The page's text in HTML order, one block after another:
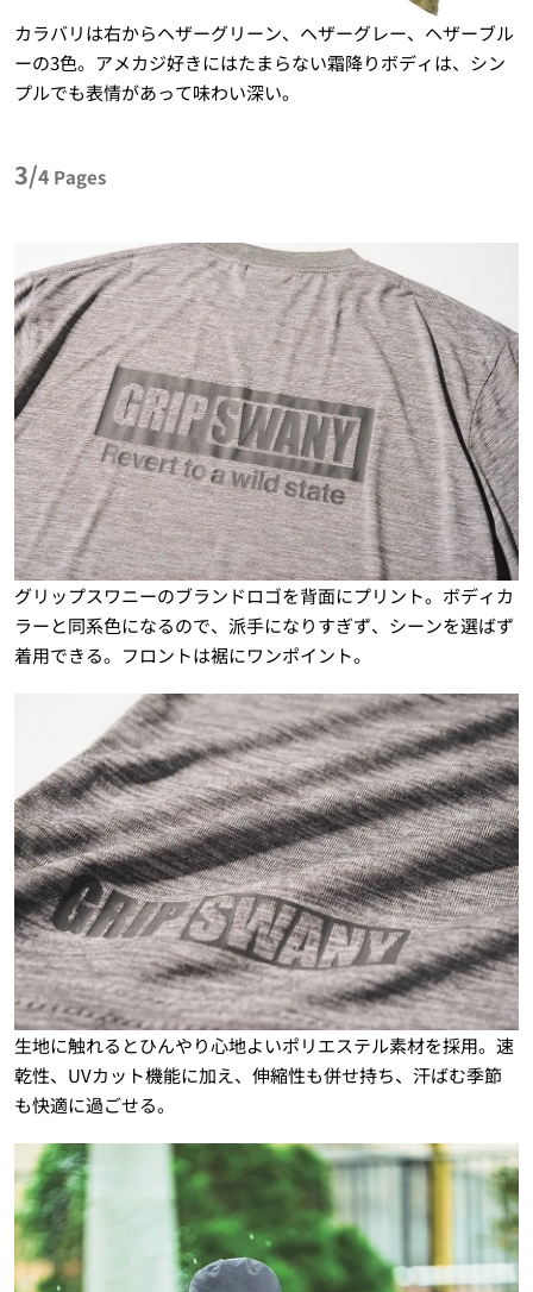
カラバリは右からヘザーグリーン、ヘザーグレー、ヘザーブル
ーの3色。アメカジ好きにはたまらない霜降りボディは、シン
プルでも表情があって味わい深い。
3/4 Pages
グリップスワニーのブランドロゴを背面にプリント。ボディカ
ラーと同系色になるので、派手になりすぎず、シーンを選ばず
着用できる。フロントは裾にワンポイント。
生地に触れるとひんやり心地よいポリエステル素材を採用。速
乾性、UVカット機能に加え、伸縮性も併せ持ち、汗ばむ季節
も快適に過ごせる。